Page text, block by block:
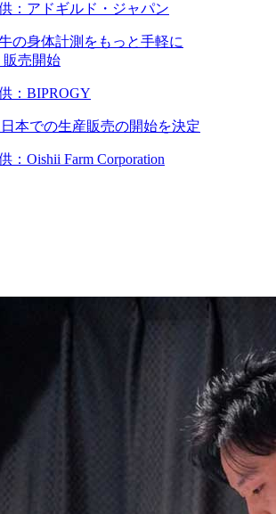
：アドギルド・ジャパン
の身体計測をもっと手軽に
販売開始
：BIPROGY
日本での生産販売の開始を決定
：Oishii Farm Corporation